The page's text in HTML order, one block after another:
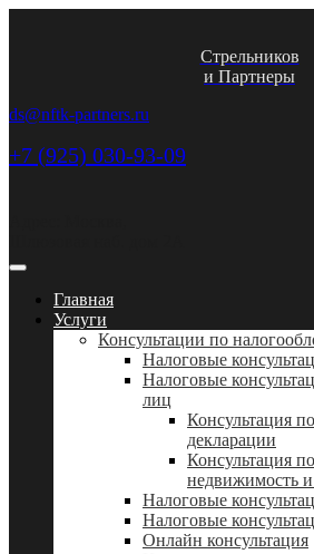
Стрельников
и Партнеры
ds@nftk-partners.ru
+7 (925) 030-93-09
Главная
Услуги
Консультации по
Налоговые
Налоговые
лиц
Консультация
декларации
Консультация
недвижимость
Налоговые
Налоговые
Онлайн консультация